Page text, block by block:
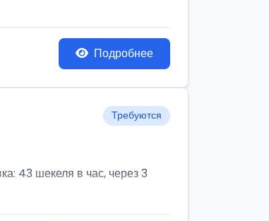
Подробнее
Требуются
43 шекеля в час, через 3